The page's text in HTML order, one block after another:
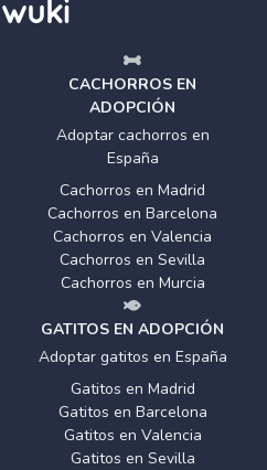
CACHORROS EN
ADOPCIÓN
Adoptar cachorros en
España
Cachorros en Madrid
Cachorros en Barcelona
Cachorros en Valencia
Cachorros en Sevilla
Cachorros en Murcia
GATITOS EN ADOPCIÓN
Adoptar gatitos en España
Gatitos en Madrid
Gatitos en Barcelona
Gatitos en Valencia
Gatitos en Sevilla